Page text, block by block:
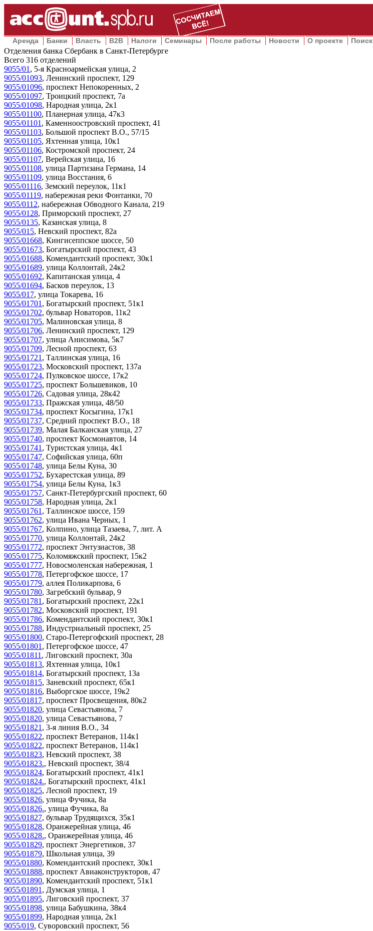
Аренда Банки Власть B2B Налоги Семинары После работы Новости О проекте Поиск
Отделения банка Сбербанк в Санкт-Петербурге
Всего 316 отделений
9055/01 , 5-я Красноармейская улица, 2
9055/01093, Ленинский проспект, 129
9055/01096, проспект Непокоренных, 2
9055/01097, Троицкий проспект, 7а
9055/01098, Народная улица, 2к1
9055/01100, Планерная улица, 47к3
9055/01101 , Каменноостровский проспект, 41
9055/01103, Большой проспект В.О., 57/15
9055/01105, Яхтенная улица, 10к1
9055/01106, Костромской проспект, 24
9055/01107, Верейская улица, 16
9055/01108, улица Партизана Германа, 14
9055/01109, улица Восстания, 6
9055/01116, Земский переулок, 11к1
9055/01119, набережная реки Фонтанки, 70
9055/0112, набережная Обводного Канала, 219
9055/0128, Приморский проспект, 27
9055/0135, Казанская улица, 8
9055/015, Невский проспект, 82а
9055/01668, Кингисеппское шоссе, 50
9055/01673, Богатырский проспект, 43
9055/01688, Комендантский проспект, 30к1
9055/01689, улица Коллонтай, 24к2
9055/01692, Капитанская улица, 4
9055/01694, Басков переулок, 13
9055/017, улица Токарева, 16
9055/01701 , Богатырский проспект, 51к1
9055/01702, бульвар Новаторов, 11к2
9055/01705, Малиновская улица, 8
9055/01706, Ленинский проспект, 129
9055/01707, улица Анисимова, 5к7
9055/01709, Лесной проспект, 63
9055/01721 , Таллинская улица, 16
9055/01723, Московский проспект, 137а
9055/01724, Пулковское шоссе, 17к2
9055/01725, проспект Большевиков, 10
9055/01726, Садовая улица, 28к42
9055/01733, Пражская улица, 48/50
9055/01734, проспект Косыгина, 17к1
9055/01737, Средний проспект В.О., 18
9055/01739, Малая Балканская улица, 27
9055/01740, проспект Космонавтов, 14
9055/01741 , Туристская улица, 4к1
9055/01747, Софийская улица, 60п
9055/01748, улица Белы Куна, 30
9055/01752, Бухарестская улица, 89
9055/01754, улица Белы Куна, 1к3
9055/01757, Санкт-Петербургский проспект, 60
9055/01758, Народная улица, 2к1
9055/01761 , Таллинское шоссе, 159
9055/01762, улица Ивана Черных, 1
9055/01767, Колпино, улица Тазаева, 7, лит. А
9055/01770, улица Коллонтай, 24к2
9055/01772, проспект Энтузиастов, 38
9055/01775, Коломяжский проспект, 15к2
9055/01777, Новосмоленская набережная, 1
9055/01778, Петергофское шоссе, 17
9055/01779, аллея Поликарпова, 6
9055/01780, Загребский бульвар, 9
9055/01781 , Богатырский проспект, 22к1
9055/01782, Московский проспект, 191
9055/01786, Комендантский проспект, 30к1
9055/01788, Индустриальный проспект, 25
9055/01800, Старо-Петергофский проспект, 28
9055/01801 , Петергофское шоссе, 47
9055/01811 , Лиговский проспект, 30а
9055/01813, Яхтенная улица, 10к1
9055/01814, Богатырский проспект, 13а
9055/01815, Заневский проспект, 65к1
9055/01816, Выборгское шоссе, 19к2
9055/01817, проспект Просвещения, 80к2
9055/01820, улица Севастьянова, 7
9055/01820, улица Севастьянова, 7
9055/01821 , 3-я линия В.О., 34
9055/01822, проспект Ветеранов, 114к1
9055/01822, проспект Ветеранов, 114к1
9055/01823, Невский проспект, 38
9055/01823., Невский проспект, 38/4
9055/01824, Богатырский проспект, 41к1
9055/01824., Богатырский проспект, 41к1
9055/01825, Лесной проспект, 19
9055/01826, улица Фучика, 8а
9055/01826., улица Фучика, 8а
9055/01827, бульвар Трудящихся, 35к1
9055/01828, Оранжерейная улица, 46
9055/01828., Оранжерейная улица, 46
9055/01829, проспект Энергетиков, 37
9055/01879, Школьная улица, 39
9055/01880, Комендантский проспект, 30к1
9055/01888, проспект Авиаконструкторов, 47
9055/01890, Комендантский проспект, 51к1
9055/01891 , Думская улица, 1
9055/01895, Лиговский проспект, 37
9055/01898, улица Бабушкина, 38к4
9055/01899, Народная улица, 2к1
9055/019, Суворовский проспект, 56